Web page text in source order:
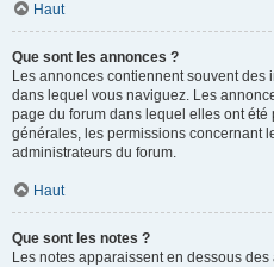
Haut
Que sont les annonces ?
Les annonces contiennent souvent des
dans lequel vous naviguez. Les
page du forum dans lequel elles ont
générales, les permissions concernant
administrateurs du forum.
Haut
Que sont les notes ?
Les notes apparaissent en dessous